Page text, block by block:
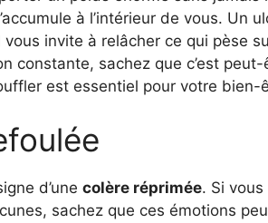
à l’intérieur de vous. Un
invite à relâcher ce qui pèse
constante, sachez que c’est
est essentiel pour votre bien-
d’une colère réprimée. Si
sachez que ces émotions